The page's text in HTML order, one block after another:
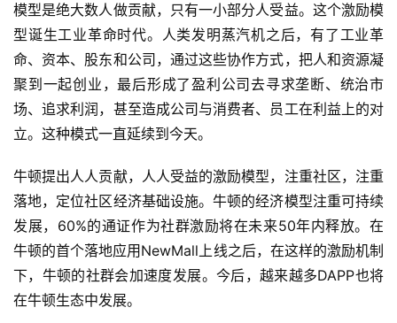
模型是绝大数人做贡献，只有一小部分人受益。这个激励模
型诞生工业革命时代。人类发明蒸汽机之后，有了工业革
命、资本、股东和公司，通过这些协作方式，把人和资源凝
聚到一起创业，最后形成了盈利公司去寻求垄断、统治市
场、追求利润，甚至造成公司与消费者、员工在利益上的对
立。这种模式一直延续到今天。
牛顿提出人人贡献，人人受益的激励模型，注重社区，注重
落地，定位社区经济基础设施。牛顿的经济模型注重可持续
发展，60%的通证作为社群激励将在未来50年内释放。在
牛顿的首个落地应用NewMall上线之后，在这样的激励机制
下，牛顿的社群会加速度发展。今后，越来越多DAPP也将
在牛顿生态中发展。